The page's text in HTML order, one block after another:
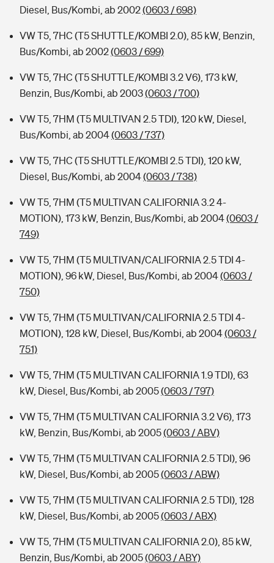
Diesel, Bus/Kombi, ab 2002(0603 / 698)
VW T5, 7HC (T5 SHUTTLE/KOMBI 2.0), 85 kW, Benzin,
Bus/Kombi, ab 2002(0603 / 699)
VW T5, 7HC (T5 SHUTTLE/KOMBI 3.2 V6), 173 kW,
Benzin, Bus/Kombi, ab 2003(0603 / 700)
VW T5, 7HM (T5 MULTIVAN 2.5 TDI), 120 kW, Diesel,
Bus/Kombi, ab 2004(0603 / 737)
VW T5, 7HC (T5 SHUTTLE/KOMBI 2.5 TDI), 120 kW,
Diesel, Bus/Kombi, ab 2004(0603 / 738)
VW T5, 7HM (T5 MULTIVAN CALIFORNIA 3.2 4-
MOTION), 173 kW, Benzin, Bus/Kombi, ab 2004(0603 /
749)
VW T5, 7HM (T5 MULTIVAN/CALIFORNIA 2.5 TDI 4-
MOTION), 96 kW, Diesel, Bus/Kombi, ab 2004(0603 /
750)
VW T5, 7HM (T5 MULTIVAN/CALIFORNIA 2.5 TDI 4-
MOTION), 128 kW, Diesel, Bus/Kombi, ab 2004(0603 /
751)
VW T5, 7HM (T5 MULTIVAN CALIFORNIA 1.9 TDI), 63
kW, Diesel, Bus/Kombi, ab 2005(0603 / 797)
VW T5, 7HM (T5 MULTIVAN CALIFORNIA 3.2 V6), 173
kW, Benzin, Bus/Kombi, ab 2005(0603 / ABV)
VW T5, 7HM (T5 MULTIVAN CALIFORNIA 2.5 TDI), 96
kW, Diesel, Bus/Kombi, ab 2005(0603 / ABW)
VW T5, 7HM (T5 MULTIVAN CALIFORNIA 2.5 TDI), 128
kW, Diesel, Bus/Kombi, ab 2005(0603 / ABX)
VW T5, 7HM (T5 MULTIVAN CALIFORNIA 2.0), 85 kW,
Benzin, Bus/Kombi, ab 2005(0603 / ABY)